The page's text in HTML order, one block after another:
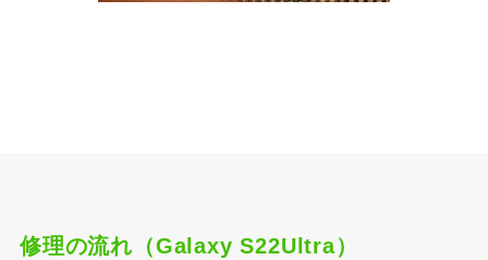
修理の流れ（Galaxy S22Ultra）